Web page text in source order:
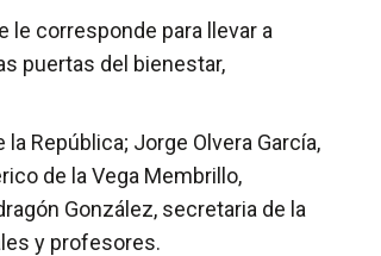
le corresponde para llevar a
puertas del bienestar,
República; Jorge Olvera García,
de la Vega Membrillo,
González, secretaria de la
y profesores.